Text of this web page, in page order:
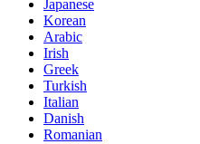
Japanese
Korean
Arabic
Irish
Greek
Turkish
Italian
Danish
Romanian